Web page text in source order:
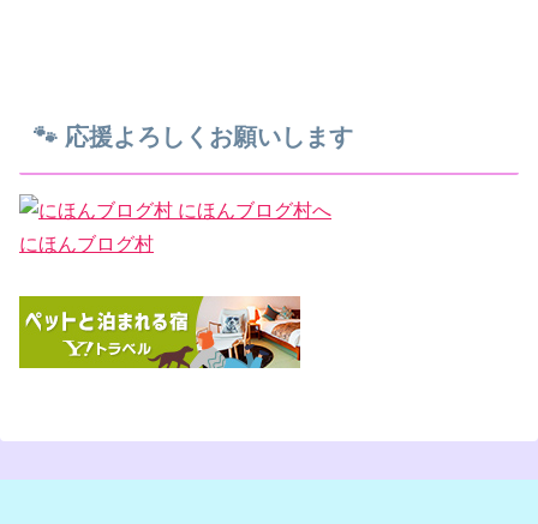
🐾 応援よろしくお願いします
にほんブログ村